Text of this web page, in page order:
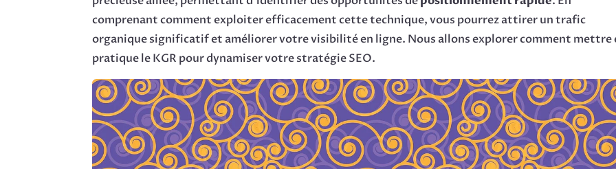
comprenant comment exploiter efficacement cette technique, vous pourrez attirer un trafic
organique significatif et améliorer votre visibilité en ligne. Nous allons explorer comment mettre
pratique le KGR pour dynamiser votre stratégie SEO.